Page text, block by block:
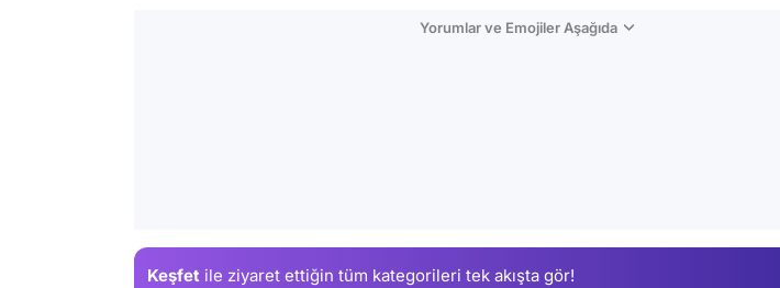
Yorumlar ve Emojiler Aşağıda
Keşfet ile ziyaret ettiğin tüm kategorileri tek akışta gör!